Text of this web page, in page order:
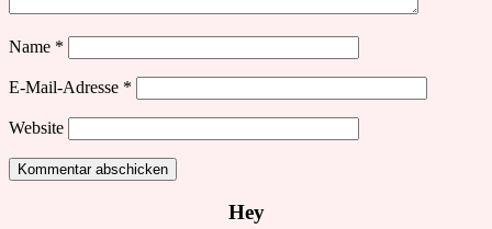
Name *
E-Mail-Adresse *
Website
Hey